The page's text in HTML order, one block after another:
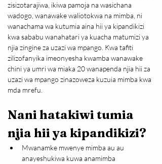
zisizotarajiwa, ikiwa pamoja na wasichana
wadogo, wanawake waliotokwa na mimba, ni
wanachama wa kutumia aina hii ya kipandikizi
kwa sababu wanahatari ya kuacha matumizi ya
njia zingine za uzazi wa mpango. Kwa tafiti
zilizofanyika imeonyesha kwamba wanawake
chini ya umri wa miaka 20 wanapenda njia hii za
uzazi wa mpango zinazoweza kuzuia mimba kwa
mda mrefu.
Nani hatakiwi tumia
njia hii ya kipandikizi?
Mwanamke mwenye mimba au au
anayeshukiwa kuwa anamimba